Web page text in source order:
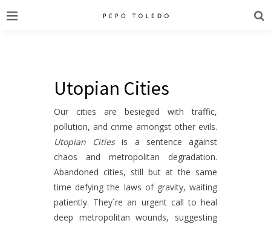
Utopian Cities
Our cities are besieged with traffic,
pollution, and crime amongst other evils.
Utopian Citiesis a sentence against
chaos and metropolitan degradation.
Abandoned cities, still but at the same
time defying the laws of gravity, waiting
patiently. They´re an urgent call to heal
deep metropolitan wounds, suggesting